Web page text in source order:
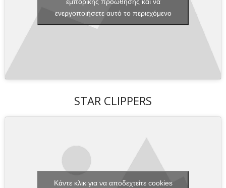
ενεργοποιήσετε αυτό το περιεχόμενο
STAR CLIPPERS
Κάντε κλικ για να αποδεχτείτε cookies